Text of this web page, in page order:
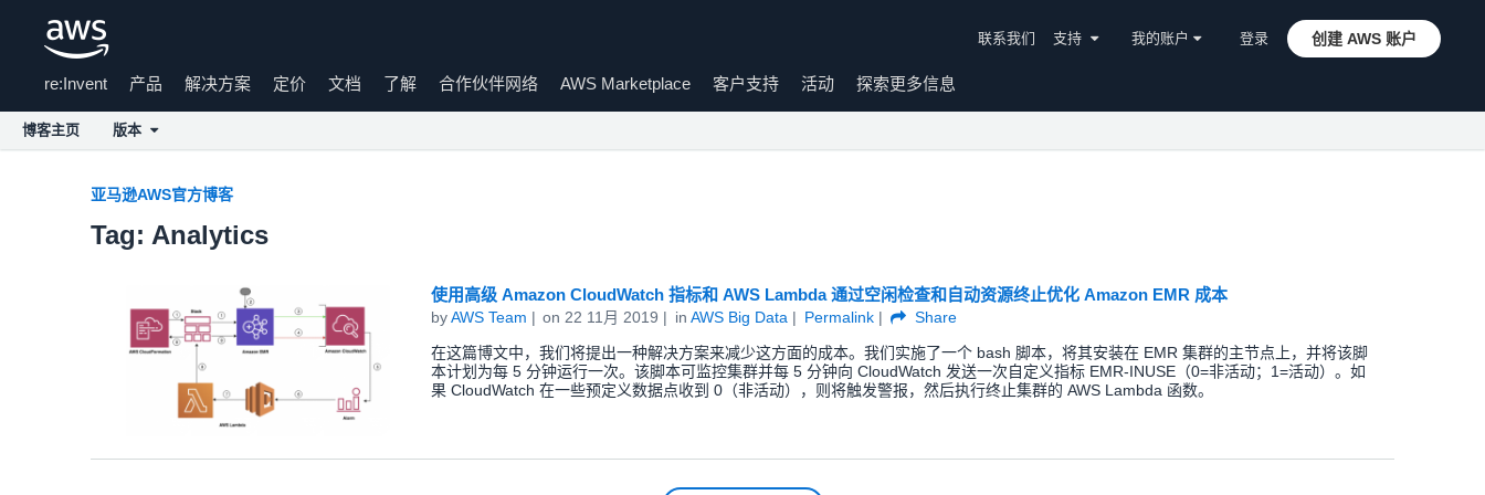
联系我们 支持 我的账户 登录 创建 AWS 账户
re:Invent 产品 解决方案 定价 文档 了解 合作伙伴网络 AWS Marketplace 客户支持 活动 探索更多信息
博客主页 版本
亚马逊AWS官方博客
Tag: Analytics
使用高级 Amazon CloudWatch 指标和 AWS Lambda 通过空闲检查和自动资源终止优化 Amazon EMR 成本
byAWS Team on 22 11月 2019 inAWS Big Data Permalink
Share
在这篇博文中，我们将提出一种解决方案来减少这方面的成本。我们实施了一个 bash 脚本，将其安装在 EMR 集群的主节点上，并将该脚
本计划为每 5 分钟运行一次。该脚本可监控集群并每 5 分钟向 CloudWatch 发送一次自定义指标 EMR-INUSE（0=非活动；1=活动）。如
果 CloudWatch 在一些预定义数据点收到 0（非活动），则将触发警报，然后执行终止集群的 AWS Lambda 函数。